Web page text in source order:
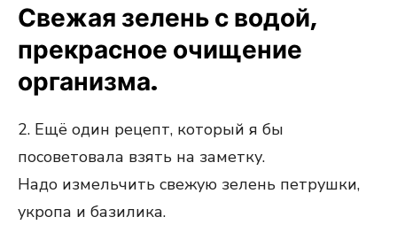
Свежая зелень с водой,
прекрасное очищение
организма.
2. Ещё один рецепт, который я бы
посоветовала взять на заметку.
Надо измельчить свежую зелень петрушки,
укропа и базилика.